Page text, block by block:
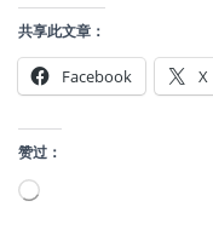
共享此文章：
Facebook X
赞过：
正